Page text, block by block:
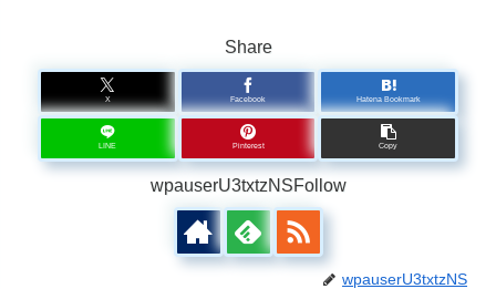
Share
X Facebook Hatena Bookmark
LINE Pinterest Copy
wpauserU3txtzNSFollow
wpauserU3txtzNS